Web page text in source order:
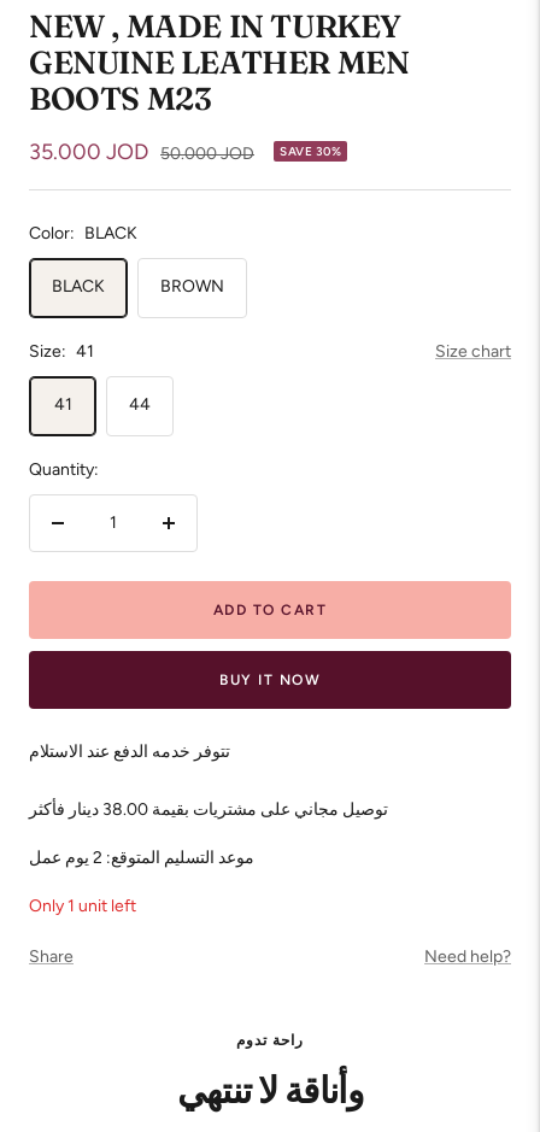
NEW , MADE IN TURKEY
GENUINE LEATHER MEN
BOOTS M23
Sale
price
35.000 JOD Regular
50.000 JOD SAVE 30%
Color: BLACK
BLACK BROWN
Size: 41 Size chart
41 44
Quantity:
Decrease
Increase
ADD TO CART
BUY IT NOW
تتوفر خدمه الدفع عند الاستلام
توصيل مجاني على مشتريات بقيمة 38.00 دينار فأكثر
Only 1 unit left
Share Need help?
راحة تدوم
وأناقة لا تنتهي